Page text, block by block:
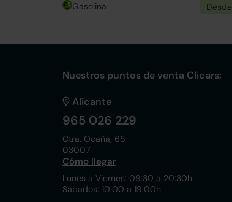
Gasolina Desde
Nuestros puntos de venta Clicars:
Alicante
965 026 229
Ctra. Ocaña, 65
03007
Cómo llegar
Lunes a Viernes: 09:30 a 20:30h
Sábados: 10:00 a 19:00h